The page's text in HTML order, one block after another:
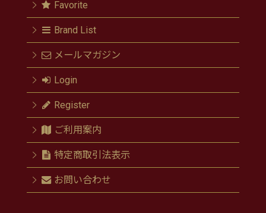
Favorite
Brand List
メールマガジン
Login
Register
ご利用案内
特定商取引法表示
お問い合わせ